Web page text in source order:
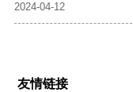
2024-04-12
友情链接